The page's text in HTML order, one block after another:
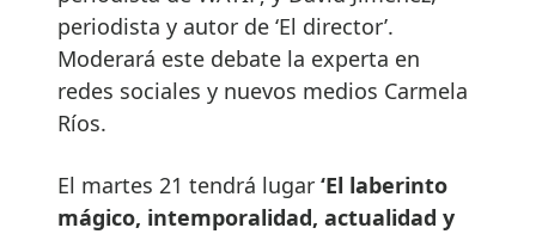
periodista y autor de ‘El director’.
Moderará este debate la experta en
redes sociales y nuevos medios Carmela
Ríos.
El martes 21 tendrá lugar ‘El laberinto
mágico, intemporalidad, actualidad y